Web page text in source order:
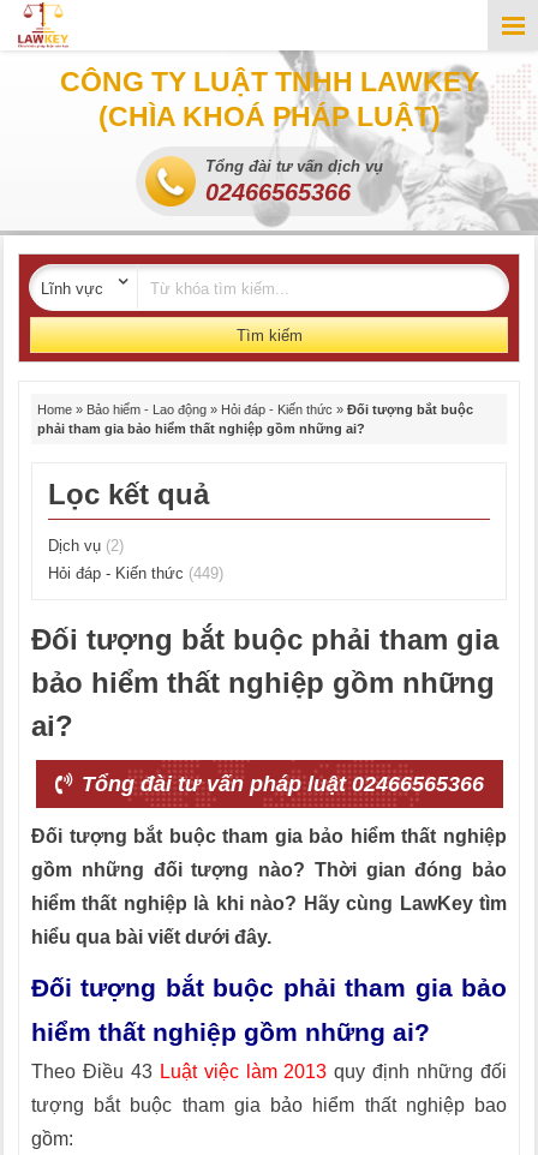
CÔNG TY LUẬT TNHH LAWKEY
(CHÌA KHOÁ PHÁP LUẬT)
Tổng đài tư vấn dịch vụ
02466565366
Tìm kiếm
Home » Bảo hiểm - Lao động » Hỏi đáp - Kiến thức » Đối tượng bắt buộc
phải tham gia bảo hiểm thất nghiệp gồm những ai?
Lọc kết quả
Dịch vụ (2)
Hỏi đáp - Kiến thức (449)
Đối tượng bắt buộc phải tham gia
bảo hiểm thất nghiệp gồm những
ai?
Tổng đài tư vấn pháp luật 02466565366
Đối tượng bắt buộc tham gia bảo hiểm thất nghiệp
gồm những đối tượng nào? Thời gian đóng bảo
hiểm thất nghiệp là khi nào? Hãy cùng LawKey tìm
hiểu qua bài viết dưới đây.
Đối tượng bắt buộc phải tham gia bảo
hiểm thất nghiệp gồm những ai?
Theo Điều 43 Luật việc làm 2013 quy định những đối
tượng bắt buộc tham gia bảo hiểm thất nghiệp bao
gồm: